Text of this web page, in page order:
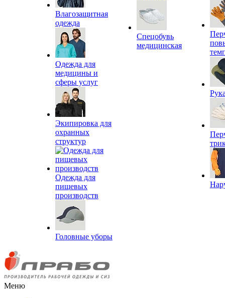
Влагозащитная
одежда
Одежда для
медицины и
сферы услуг
Экипировка для
охранных
структур
Одежда для
пищевых
производств
Головные уборы
Спецобувь
медицинская
Меню